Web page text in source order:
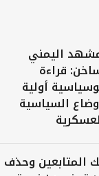
اليمني
قراءة
أولية
السياسية
المتابعين وحذف